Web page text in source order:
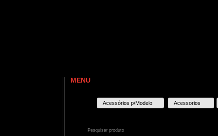
MENU
Acessórios p/Modelo Acessorios